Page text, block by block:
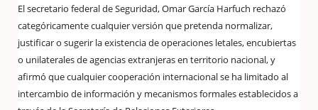
El secretario federal de Seguridad, Omar García Harfuch rechazó
categóricamente cualquier versión que pretenda normalizar,
justificar o sugerir la existencia de operaciones letales, encubiertas
o unilaterales de agencias extranjeras en territorio nacional, y
afirmó que cualquier cooperación internacional se ha limitado al
intercambio de información y mecanismos formales establecidos a